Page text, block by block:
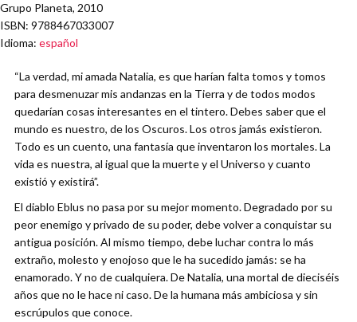
Grupo Planeta, 2010
ISBN: 9788467033007
Idioma: español
“La verdad, mi amada Natalia, es que harían falta tomos y tomos
para desmenuzar mis andanzas en la Tierra y de todos modos
quedarían cosas interesantes en el tintero. Debes saber que el
mundo es nuestro, de los Oscuros. Los otros jamás existieron.
Todo es un cuento, una fantasía que inventaron los mortales. La
vida es nuestra, al igual que la muerte y el Universo y cuanto
existió y existirá”.
El diablo Eblus no pasa por su mejor momento. Degradado por su
peor enemigo y privado de su poder, debe volver a conquistar su
antigua posición. Al mismo tiempo, debe luchar contra lo más
extraño, molesto y enojoso que le ha sucedido jamás: se ha
enamorado. Y no de cualquiera. De Natalia, una mortal de dieciséis
años que no le hace ni caso. De la humana más ambiciosa y sin
escrúpulos que conoce.